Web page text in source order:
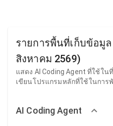
รายการพื้นที่เก็บข้อมู
สิงหาคม 2569)
แสดง AI Coding Agent ที่ใช้ใน
เขียนโปรแกรมหลักที่ใช้ในกา
AI Coding Agent